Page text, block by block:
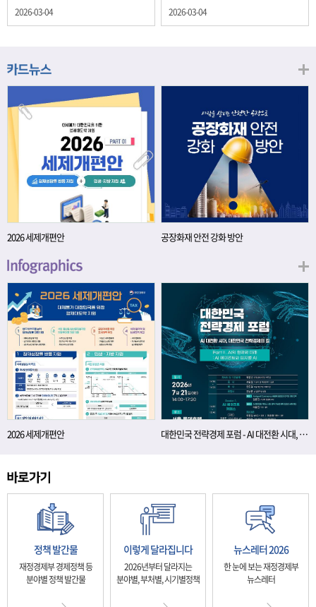
래를 준비하는 첫 걸음이기도 합니다. 입학
니다. 배움이 쌓이는 시간, 인적자본 학교에
가는 과정입니다. 수업을 통해 배우는 전공
지식, 친구들과의 협업, 다양한 활동 속에서
얻는 문제 해결 경험은 모두 개인의 역량으
로 축적됩니다. 경제학에서는 이.......
2026-03-04
을 보이고 있는 개인투자용 국채를 3월에는
20년물 300억원입니다. 그렇다면 3월 개인
1,800억원 ④ 2,000억원 이벤트 안내 응모
기간: 2026년 3월 4일(수) ~ 3월 9일(월) 경
품: 커피쿠폰 (60명) 참여.......
2026-03-04
2026 세제개편안 공장화재 안전 강화 방안
2026 세제개편안 대한민국 전략경제 포럼 - AI 대전환 시대, 대한민국 전략경제의 길
정책 발간물
재정경제부 경제정책 등
분야별 정책 발간물
이렇게 달라집니다
2026년부터 달라지는
분야별, 부처별, 시기별정책
뉴스레터 2026
한 눈에 보는 재정경제부
뉴스레터